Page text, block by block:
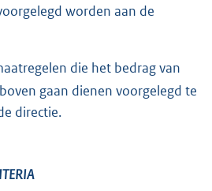
worden aan de
die het bedrag van
gaan dienen voorgelegd te
directie.